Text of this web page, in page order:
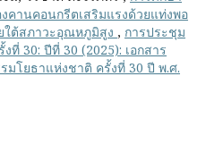
คานคอนกรีตเสริมแรงด้วยแท่งพอ
ใต้สภาวะอุณหภูมิสูง , การประชุม
ที่ 30: ปีที่ 30 (2025): เอกสาร
มโยธาแห่งชาติ ครั้งที่ 30 ปี พ.ศ.